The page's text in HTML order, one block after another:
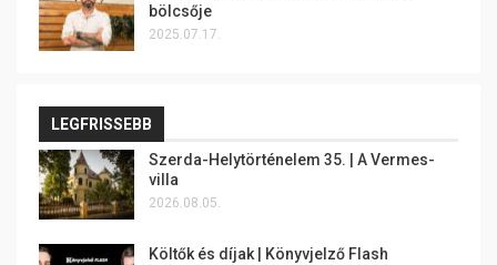
bölcsője
2025.07.17.
LEGFRISSEBB
Szerda-Helytörténelem 35. | A Vermes-
villa
2026.08.05.
Költők és díjak | Könyvjelző Flash